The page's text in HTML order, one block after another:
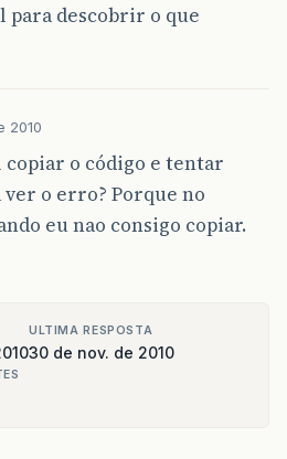
descobrir o que
2010
copiar o código e tentar
o erro? Porque no
eu nao consigo copiar.
ULTIMA RESPOSTA
30 de nov. de 2010